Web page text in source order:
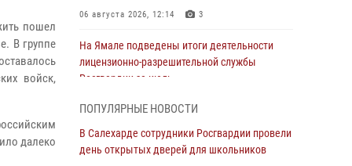
пошел
В группе
войск,
далеко
06 августа 2026, 12:14 3
На Ямале подведены итоги деятельности
лицензионно-разрешительной службы
Росгвардии за июль
Росгвардия обеспечила общественный
порядок в период празднования Дня ВДВ на
ПОПУЛЯРНЫЕ НОВОСТИ
В Салехарде сотрудники Росгвардии провели
день открытых дверей для школьников